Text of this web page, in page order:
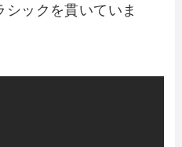
シックを貫いていま